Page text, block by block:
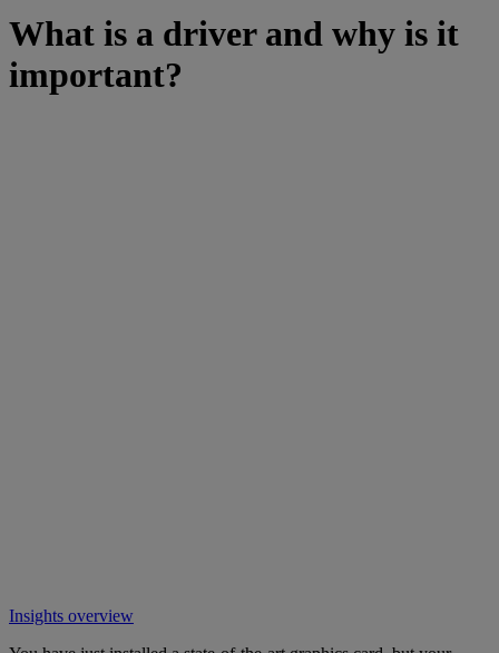
What is a driver and why is it
important?
Insights overview